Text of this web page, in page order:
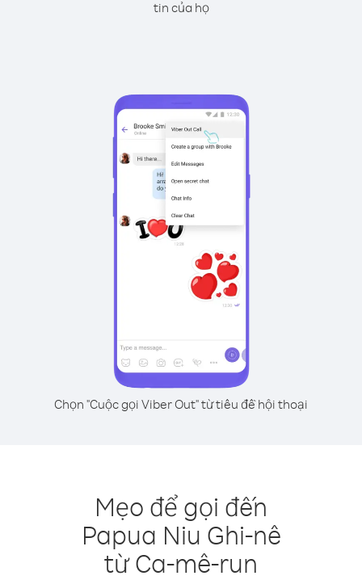
tin của họ
Chọn "Cuộc gọi Viber Out" từ tiêu đề hội thoại
Mẹo để gọi đến
Papua Niu Ghi-nê
từ Ca-mê-run